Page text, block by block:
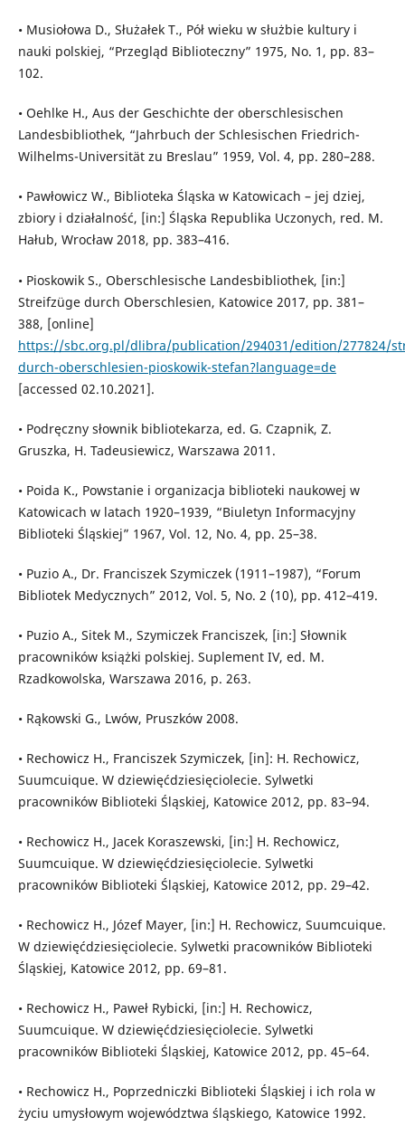
• Musiołowa D., Służałek T., Pół wieku w służbie kultury i
nauki polskiej, “Przegląd Biblioteczny” 1975, No. 1, pp. 83–
102.
• Oehlke H., Aus der Geschichte der oberschlesischen
Landesbibliothek, “Jahrbuch der Schlesischen Friedrich-
Wilhelms-Universität zu Breslau” 1959, Vol. 4, pp. 280–288.
• Pawłowicz W., Biblioteka Śląska w Katowicach – jej dziej,
zbiory i działalność, [in:] Śląska Republika Uczonych, red. M.
Hałub, Wrocław 2018, pp. 383–416.
• Pioskowik S., Oberschlesische Landesbibliothek, [in:]
Streifzüge durch Oberschlesien, Katowice 2017, pp. 381–
388, [online]
https://sbc.org.pl/dlibra/publication/294031/edition/277824/
durch-oberschlesien-pioskowik-stefan?language=de
[accessed 02.10.2021].
• Podręczny słownik bibliotekarza, ed. G. Czapnik, Z.
Gruszka, H. Tadeusiewicz, Warszawa 2011.
• Poida K., Powstanie i organizacja biblioteki naukowej w
Katowicach w latach 1920–1939, “Biuletyn Informacyjny
Biblioteki Śląskiej” 1967, Vol. 12, No. 4, pp. 25–38.
• Puzio A., Dr. Franciszek Szymiczek (1911–1987), “Forum
Bibliotek Medycznych” 2012, Vol. 5, No. 2 (10), pp. 412–419.
• Puzio A., Sitek M., Szymiczek Franciszek, [in:] Słownik
pracowników książki polskiej. Suplement IV, ed. M.
Rzadkowolska, Warszawa 2016, p. 263.
• Rąkowski G., Lwów, Pruszków 2008.
• Rechowicz H., Franciszek Szymiczek, [in]: H. Rechowicz,
Suumcuique. W dziewięćdziesięciolecie. Sylwetki
pracowników Biblioteki Śląskiej, Katowice 2012, pp. 83–94.
• Rechowicz H., Jacek Koraszewski, [in:] H. Rechowicz,
Suumcuique. W dziewięćdziesięciolecie. Sylwetki
pracowników Biblioteki Śląskiej, Katowice 2012, pp. 29–42.
• Rechowicz H., Józef Mayer, [in:] H. Rechowicz, Suumcuique.
W dziewięćdziesięciolecie. Sylwetki pracowników Biblioteki
Śląskiej, Katowice 2012, pp. 69–81.
• Rechowicz H., Paweł Rybicki, [in:] H. Rechowicz,
Suumcuique. W dziewięćdziesięciolecie. Sylwetki
pracowników Biblioteki Śląskiej, Katowice 2012, pp. 45–64.
• Rechowicz H., Poprzedniczki Biblioteki Śląskiej i ich rola w
życiu umysłowym województwa śląskiego, Katowice 1992.